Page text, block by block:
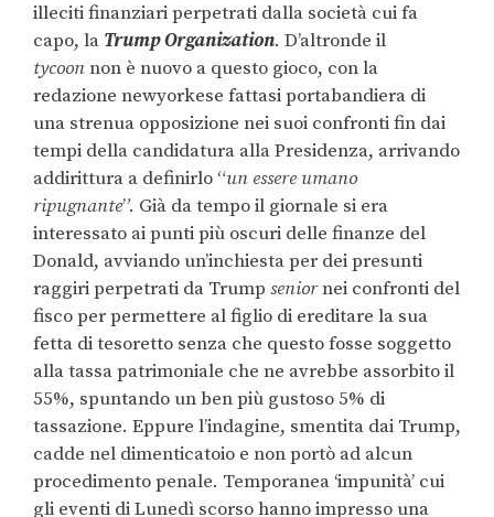
illeciti finanziari perpetrati dalla società cui fa
capo, la Trump Organization. D’altronde il
tycoonnon è nuovo a questo gioco, con la
redazione newyorkese fattasi portabandiera di
una strenua opposizione nei suoi confronti fin dai
tempi della candidatura alla Presidenza, arrivando
addirittura a definirlo “un essere umano
ripugnante”. Già da tempo il giornale si era
interessato ai punti più oscuri delle finanze del
Donald, avviando un’inchiesta per dei presunti
raggiri perpetrati da Trump seniornei confronti del
fisco per permettere al figlio di ereditare la sua
fetta di tesoretto senza che questo fosse soggetto
alla tassa patrimoniale che ne avrebbe assorbito il
55%, spuntando un ben più gustoso 5% di
tassazione. Eppure l’indagine, smentita dai Trump,
cadde nel dimenticatoio e non portò ad alcun
procedimento penale. Temporanea ‘impunità’ cui
gli eventi di Lunedì scorso hanno impresso una